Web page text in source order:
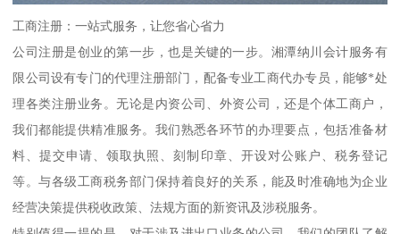
工商注册：一站式服务，让您省心省力
公司注册是创业的第一步，也是关键的一步。湘潭纳川会计服务有
限公司设有专门的代理注册部门，配备专业工商代办专员，能够*处
理各类注册业务。无论是内资公司、外资公司，还是个体工商户，
我们都能提供精准服务。我们熟悉各环节的办理要点，包括准备材
料、提交申请、领取执照、刻制印章、开设对公账户、税务登记
等。与各级工商税务部门保持着良好的关系，能及时准确地为企业
经营决策提供税收政策、法规方面的新资讯及涉税服务。